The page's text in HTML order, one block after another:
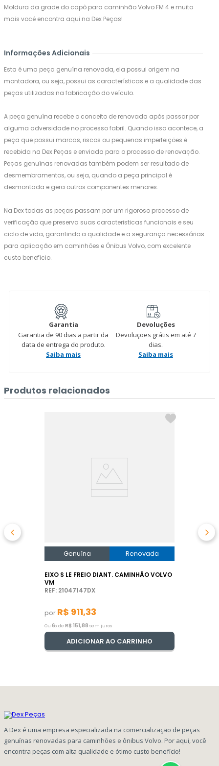
Moldura da grade do capô para caminhão Volvo FM 4 e muito
mais você encontra aqui na Dex Peças!
Informações Adicionais
Esta é uma peça genuína renovada, ela possui origem na
montadora, ou seja, possui as características e a qualidade das
peças utilizadas na fabricação do veículo.
A peça genuína recebe o conceito de renovada após passar por
alguma adversidade no processo fabril. Quando isso acontece, a
peça que possui marcas, riscos ou pequenas imperfeições é
recebida na Dex Peças e enviada para o processo de renovação.
Peças genuínas renovadas também podem ser resultado de
desmembramentos, ou seja, quando a peça principal é
desmontada e gera outros componentes menores.
Na Dex todas as peças passam por um rigoroso processo de
verificação que preserva suas caracteristicas funcionais e seu
ciclo de vida, garantindo a qualidade e a segurança necessárias
para aplicação em caminhões e Ônibus Volvo, com excelente
custo benefício.
Garantia
Garantia de 90 dias a partir da
data de entrega do produto.
Saiba mais
Devoluções
Devoluções grátis em até 7
dias.
Saiba mais
Produtos relacionados
Genuína Renovada
EIXO S LE FREIO DIANT. CAMINHÃO VOLVO
VM
REF: 21047147DX
por R$ 911,33
Ou 6x de R$ 151,88 sem juros
ADICIONAR AO CARRINHO
A Dex é uma empresa especializada na comercialização de peças
genuínas renovadas para caminhões e ônibus Volvo. Por aqui, você
encontra peças com alta qualidade e ótimo custo benefício!